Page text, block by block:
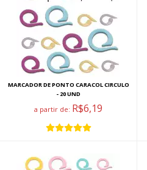
MARCADOR DE PONTO CARACOL CIRCULO
- 20 UND
a partir de: R$6,19